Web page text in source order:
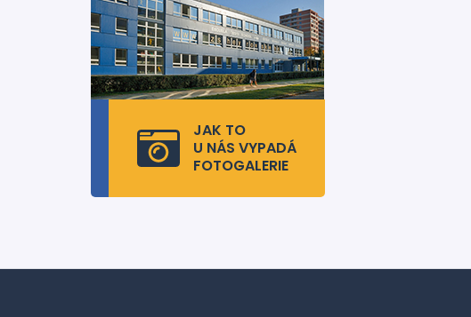
JAK TO
U NÁS VYPADÁ
FOTOGALERIE